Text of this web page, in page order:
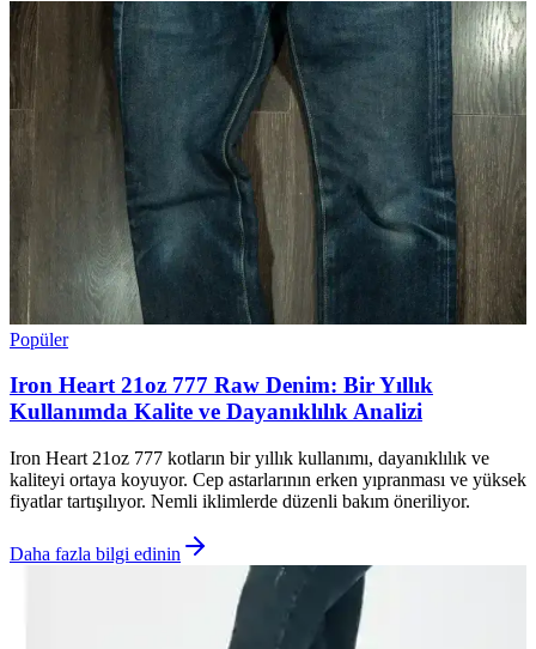
Popüler
Iron Heart 21oz 777 Raw Denim: Bir Yıllık
Kullanımda Kalite ve Dayanıklılık Analizi
Iron Heart 21oz 777 kotların bir yıllık kullanımı, dayanıklılık ve
kaliteyi ortaya koyuyor. Cep astarlarının erken yıpranması ve yüksek
fiyatlar tartışılıyor. Nemli iklimlerde düzenli bakım öneriliyor.
Daha fazla bilgi edinin